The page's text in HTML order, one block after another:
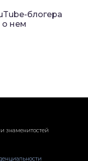
блогера
нем
знаменитостей